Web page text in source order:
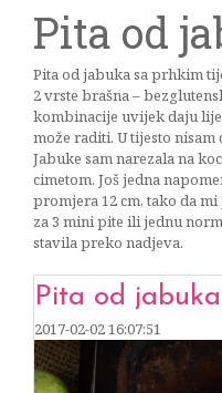
Pita od
Pita od jabuka sa prhkim
2 vrste brašna –
kombinacije uvijek daju
može raditi. U tijesto nisam
Jabuke sam narezala na
cimetom. Još jedna
promjera 12 cm, tako da
za 3 mini pite ili jednu
stavila preko nadjeva.
Pita od jabuka
2017-02-02 16:07:51